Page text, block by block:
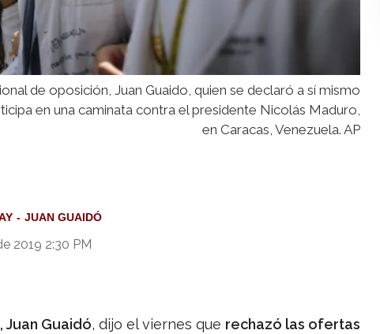
de oposición, Juan Guaido, quien se declaró a sí mismo
en una caminata contra el presidente Nicolás Maduro,
en Caracas, Venezuela. AP
JUAN GUAIDÓ
2019 2:30 PM
Guaidó, dijo el viernes que rechazó las ofertas